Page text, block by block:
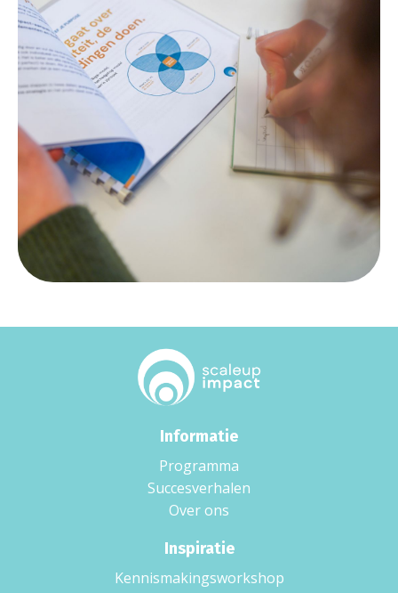
Informatie
Programma
Succesverhalen
Over ons
Inspiratie
Kennismakingsworkshop